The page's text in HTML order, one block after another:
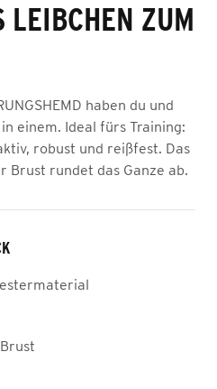
LEIBCHEN ZUM
haben du und
einem. Ideal fürs Training:
robust und reißfest. Das
Brust rundet das Ganze ab.